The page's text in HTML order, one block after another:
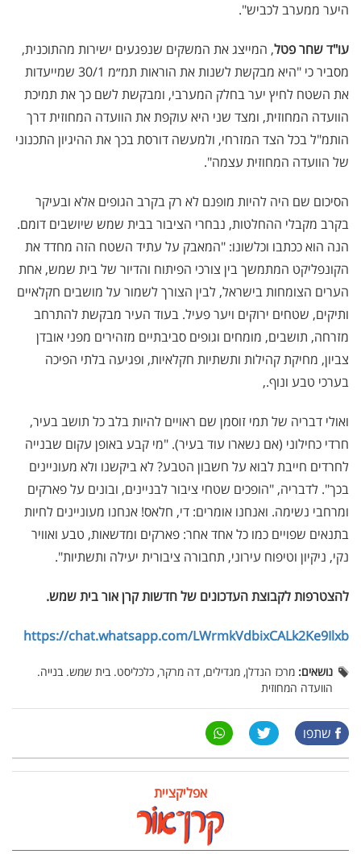
היער ממערב לכביש".
עו"ד שחר פטל, המייצג את המשקים שנפגעים ישירות מהתוכנית,
מסביר כי "היא מבקשת לשנות את הוראות תמ״מ 30/1 שמייעדות
את השטח לחיץ יער בחלק המערבי, ומבקשת לשם כך את תמיכת
הוועדה המחוזית, ומצד שני היא עוקפת את הוועדה המחוזית דרך
הותמ"ל בכל הצד המזרחי, ולמעשה דורסת בכך את ההיגיון התכנוני
של הוועדה המחוזית עצמה".
הסיכום שם היה להיות מופנם לא רק בקרב הגופים אלא ובעיקר
בקרב מקבלי ההחלטות, נבחרי הציבור בבית שמש שיושבים דומם.
הנה הוא ככתבו וכלשונו: "המאבק על עתיד השטח הזה מחדד את
הקונפליקט המתמשך בין צורכי הפיתוח והדיור של בית שמש, אחת
הערים הצומחות בישראל, לבין הצורך לשמור על מושבים חקלאיים
ותיקים, שטחים ירוקים ויער פעיל. בעוד העיר מבקשת להתרחב
מזרחה, תושבים, מומחים וגופים סביבתיים מזהירים מפני אובדן
צביון, מחיקת קהילות ותשתיות חקלאיות, ופגיעה בלתי הפיכה
בערכי טבע ונוף.,
ואולי דבריה של תמי זוסמן שם ראויים להיות בלב כל תושב בעיר,
חרדי כחילוני (אם נשארו עוד בעיר). "מי קבע באופן עקום שבנייה
לחרדים חייבת לבוא על חשבון הטבע? לא ביקשנו ולא מעוניינים
בכך". לדבריה, "הופכים שטחי ציבור לבניינים, ובונים על פארקים
ומרחבי נשימה. ואנחנו אומרים: די, חלאס! אנחנו מעוניינים לחיות
בתנאים שפויים כמו כל אחד אחר: פארקים ומדשאות, טבע ואוויר
נקי, ניקיון וטיפוח עירוני, תחבורה ציבורית יעילה ותשתיות".
להצטרפות לקבוצת העדכונים של חדשות קרן אור בית שמש.
https://chat.whatsapp.com/LWrmkVdbixCALk2Ke9Ilxb
נושאים: מרכז הנדלן, מגדילים, דה מרקר, כלכליסט. בית שמש. בנייה.
הוועדה המחוזית
שתפו
אפליקציית